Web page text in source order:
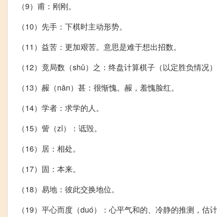
（9）甫：刚刚。
（10）先手：下棋时主动形势。
（11）益苦：更加艰苦。意思是难于想出招数。
（12）竟局数（shǔ）之：终盘计算棋子（以定胜负情况）
（13）赧（nǎn）甚：很惭愧。赧，羞愧脸红。
（14）学者：求学的人。
（15）訾（zǐ）：诋毁。
（16）居：相处。
（17）固：本来。
（18）易地：彼此交换地位。
（19）平心而度（duó）：心平气和的、冷静的推测，估计